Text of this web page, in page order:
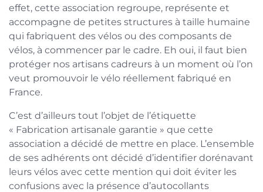
effet, cette association regroupe, représente et
accompagne de petites structures à taille humaine
qui fabriquent des vélos ou des composants de
vélos, à commencer par le cadre. Eh oui, il faut bien
protéger nos artisans cadreurs à un moment où l’on
veut promouvoir le vélo réellement fabriqué en
France.
C’est d’ailleurs tout l’objet de l’étiquette
« Fabrication artisanale garantie » que cette
association a décidé de mettre en place. L’ensemble
de ses adhérents ont décidé d’identifier dorénavant
leurs vélos avec cette mention qui doit éviter les
confusions avec la présence d’autocollants